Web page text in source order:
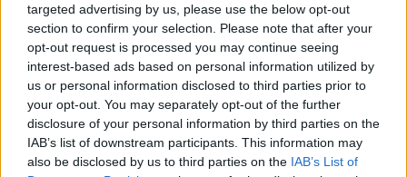
targeted advertising by us, please use the below opt-out
section to confirm your selection. Please note that after your
opt-out request is processed you may continue seeing
interest-based ads based on personal information utilized by
us or personal information disclosed to third parties prior to
your opt-out. You may separately opt-out of the further
disclosure of your personal information by third parties on the
IAB’s list of downstream participants. This information may
also be disclosed by us to third parties on the IAB’s List of
Η πρώτη συναυλία του δημοφιλούς ράπερ
έγινε sold out μέσα σε λιγότερες από 24
ώρες, με τις εκτιμήσεις να κάνουν λόγο για
περισσότερα από 50.000 προπωλημένα
εισιτήρια. Οι διοργανωτές, αναγνωρίζοντας
το ενδιαφέρον του κοινού, εξέτασαν το
ενδεχόμενο αλλαγής χώρου ώστε να